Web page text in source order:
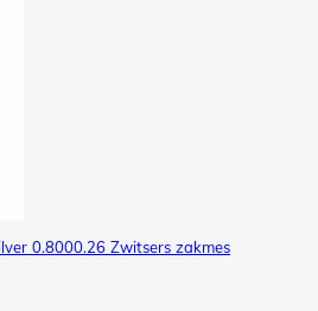
0.8000.26 Zwitsers zakmes